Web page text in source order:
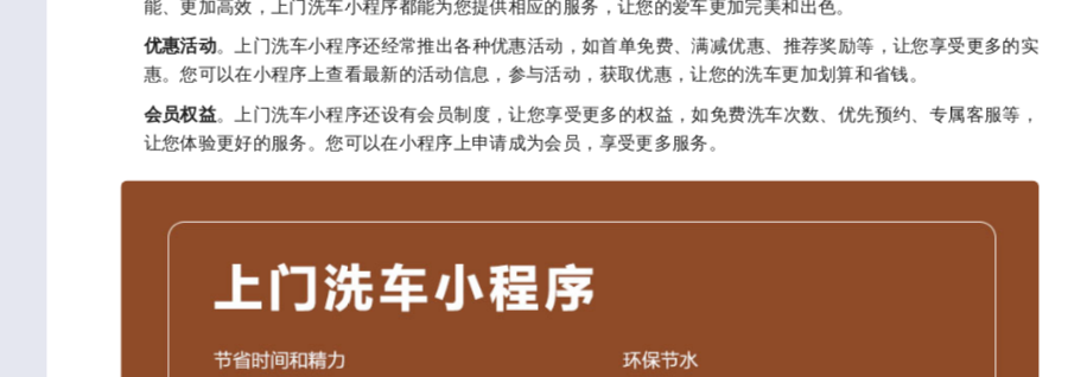
能、更加高效，上门洗车小程序都能为您提供相应的服务，让您的爱车更加完美和出色。
优惠活动。上门洗车小程序还经常推出各种优惠活动，如首单免费、满减优惠、推荐奖励等，让您享受更多的实
惠。您可以在小程序上查看最新的活动信息，参与活动，获取优惠，让您的洗车更加划算和省钱。
会员权益。上门洗车小程序还设有会员制度，让您享受更多的权益，如免费洗车次数、优先预约、专属客服等，
让您体验更好的服务。您可以在小程序上申请成为会员，享受更多服务。